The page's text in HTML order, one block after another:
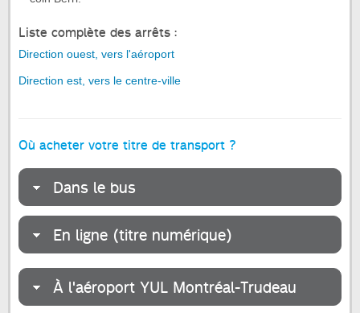
Liste complète des arrêts :
Direction ouest, vers l'aéroport
Direction est, vers le centre-ville
Où acheter votre titre de transport ?
Dans le bus
En ligne (titre numérique)
À l'aéroport YUL Montréal-Trudeau